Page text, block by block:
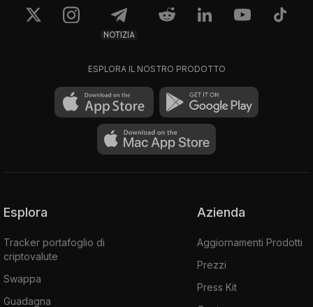
NOTIZIA
ESPLORA IL NOSTRO PRODOTTO
Esplora
Tracker portafoglio di
criptovalute
Swappa
Guadagna
Azienda
Aggiornamenti Prodotti
Prezzi
Press Kit